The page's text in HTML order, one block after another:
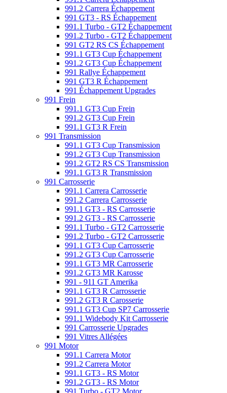
991.2 Carrera Échappement
991 GT3 - RS Échappement
991.1 Turbo - GT2 Échappement
991.2 Turbo - GT2 Échappement
991 GT2 RS CS Échappement
991.1 GT3 Cup Échappement
991.2 GT3 Cup Échappement
991 Rallye Échappement
991 GT3 R Échappement
991 Échappement Upgrades
991 Frein
991.1 GT3 Cup Frein
991.2 GT3 Cup Frein
991.1 GT3 R Frein
991 Transmission
991.1 GT3 Cup Transmission
991.2 GT3 Cup Transmission
991.2 GT2 RS CS Transmission
991.1 GT3 R Transmission
991 Carrosserie
991.1 Carrera Carrosserie
991.2 Carrera Carrosserie
991.1 GT3 - RS Carrosserie
991.2 GT3 - RS Carrosserie
991.1 Turbo - GT2 Carrosserie
991.2 Turbo - GT2 Carrosserie
991.1 GT3 Cup Carrosserie
991.2 GT3 Cup Carrosserie
991.1 GT3 MR Carrosserie
991.2 GT3 MR Karosse
991 - 911 GT Amerika
991.1 GT3 R Carrosserie
991.2 GT3 R Carosserie
991.1 GT3 Cup SP7 Carrosserie
991.1 Widebody Kit Carrosserie
991 Carrosserie Upgrades
991 Vitres Allégées
991 Motor
991.1 Carrera Motor
991.2 Carrera Motor
991.1 GT3 - RS Motor
991.2 GT3 - RS Motor
991 Turbo - GT2 Motor